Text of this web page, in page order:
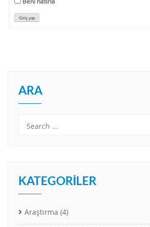
Giriş yap
ARA
KATEGORILER
Araştırma (4)